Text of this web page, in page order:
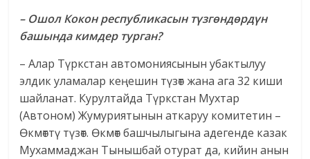
– Ошол Кокон республикасын түзгөндөрдүн
башында кимдер турган?
– Алар Түркстан автомониясынын убактылуу
элдик уламалар кеңешин түзөт жана ага 32 киши
шайланат. Курултайда Түркстан Мухтар
(Автоном) Жумуриятынын аткаруу комитетин –
Өкмөттү түзөт. Өкмөт башчылыгына адегенде казак
Мухаммаджан Тынышбай отурат да, кийин анын